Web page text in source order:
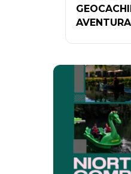
AVENTURA